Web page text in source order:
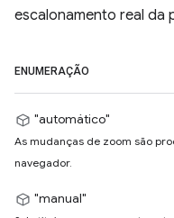
escalonamento real da
ENUMERAÇÃO
"automático"
As mudanças de zoom são
navegador.
"manual"